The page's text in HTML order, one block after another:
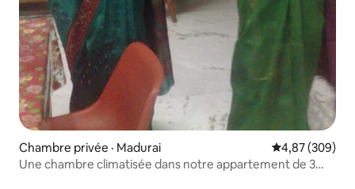
Chambre privée · Madurai Note
4,87 (309)
Une chambre climatisée dans notre appartement de 3